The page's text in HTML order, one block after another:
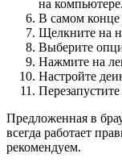
на компьютере.
В самом
Щелкните на
Выберите
Нажмите на
Настройте
Предложенная в
всегда работает
рекомендуем.